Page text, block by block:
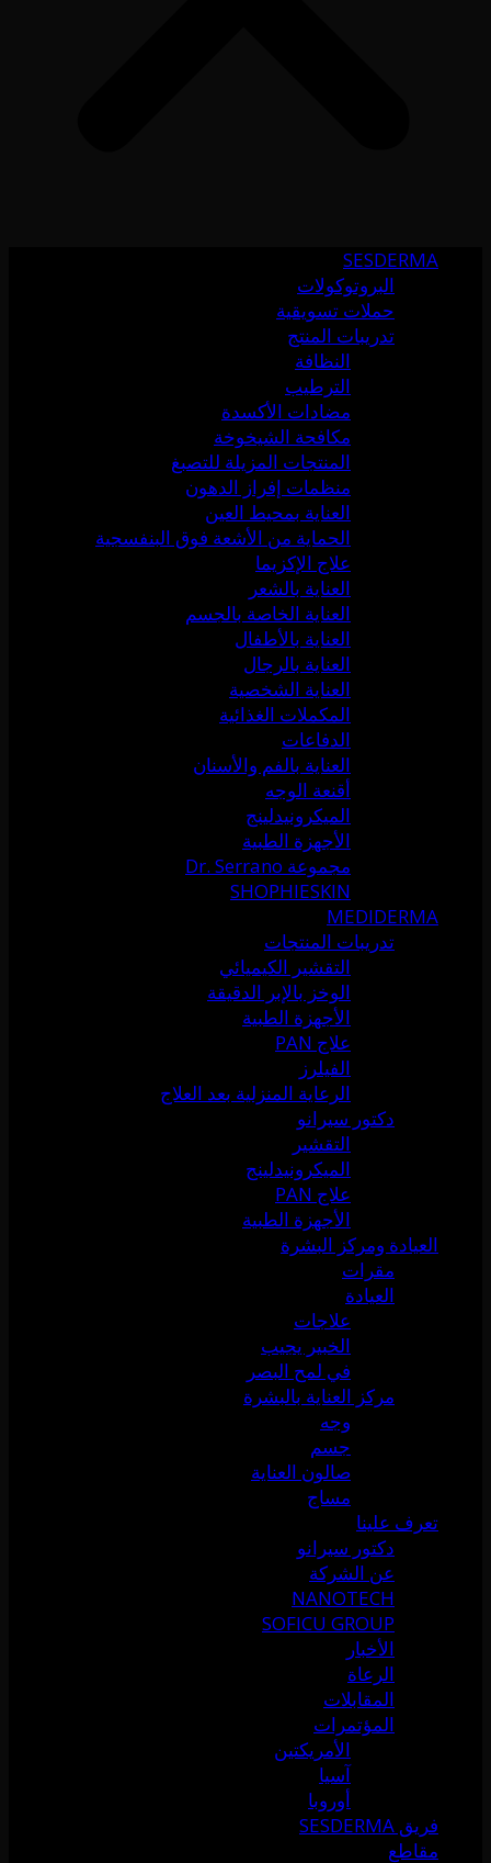
SESDERMA
البروتوكولات
حملات تسويقية
تدريبات المنتج
النظافة
الترطيب
مضادات الأكسدة
مكافحة الشيخوخة
المنتجات المزيلة للتصبغ
منظمات إفراز الدهون
العناية بمحيط العين
الحماية من الأشعة فوق البنفسجية
علاج الإكزيما
العناية بالشعر
العناية الخاصة بالجسم
العناية بالأطفال
العناية بالرجال
العناية الشخصية
المكملات الغذائية
الدفاعات
العناية بالفم والأسنان
أقنعة الوجه
الميكرونيدلينج
الأجهزة الطبية
مجموعة Dr. Serrano
SHOPHIESKIN
MEDIDERMA
تدريبات المنتجات
التقشير الكيميائي
الوخز بالإبر الدقيقة
الأجهزة الطبية
علاج PAN
الفيلرز
الرعاية المنزلية بعد العلاج
دكتور سيرانو
التقشير
الميكرونيدلينج
علاج PAN
الأجهزة الطبية
العيادة ومركز البشرة
مقرات
العيادة
علاجات
الخبير يجيب
في لمح البصر
مركز العناية بالبشرة
وجه
جسم
صالون العناية
مساج
تعرف علينا
دكتور سيرانو
عن الشركة
NANOTECH
SOFICU GROUP
الأخبار
الرعاة
المقابلات
المؤتمرات
الأمريكتين
آسيا
أوروبا
فريق SESDERMA
مقاطع